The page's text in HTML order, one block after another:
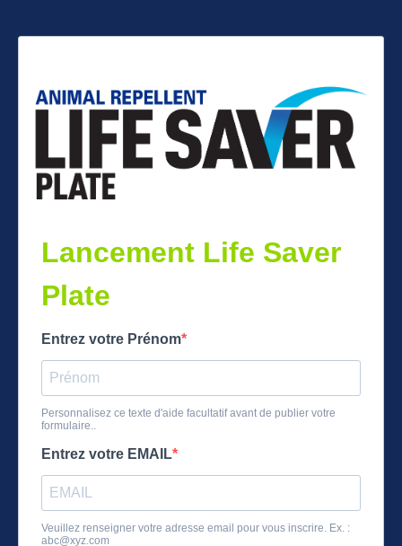
Lancement Life Saver
Plate
Entrez votre Prénom
Personnalisez ce texte d'aide facultatif avant de publier votre
formulaire..
Entrez votre EMAIL
Veuillez renseigner votre adresse email pour vous inscrire. Ex. :
abc@xyz.com